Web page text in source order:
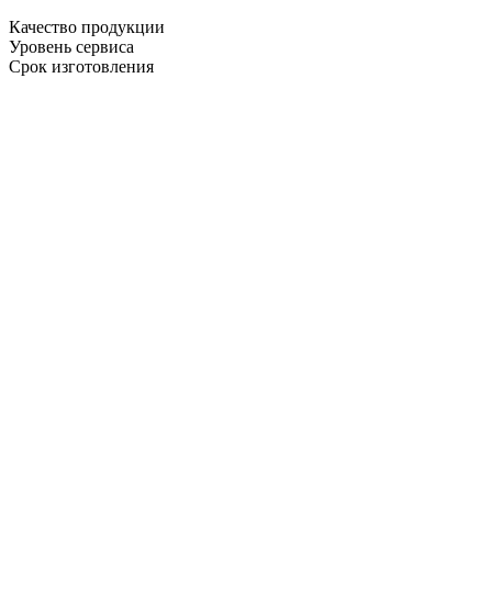
Качество продукции
Уровень сервиса
Срок изготовления